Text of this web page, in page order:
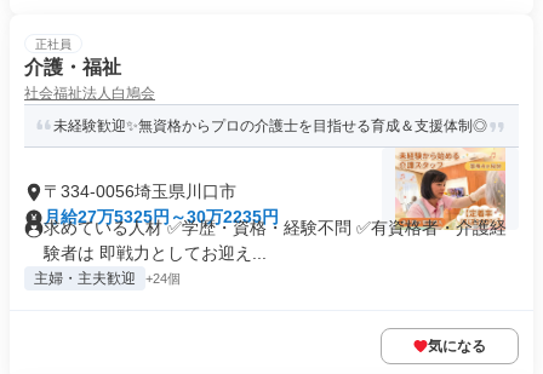
正社員
介護・福祉
社会福祉法人白鳩会
未経験歓迎✨無資格からプロの介護士を目指せる育成＆支援体制◎
〒334-0056埼玉県川口市
月給27万5325円～30万2235円
求めている人材 ✅学歴・資格・経験不問 ✅有資格者・介護経
験者は 即戦力としてお迎え...
主婦・主夫歓迎 +24個
気になる